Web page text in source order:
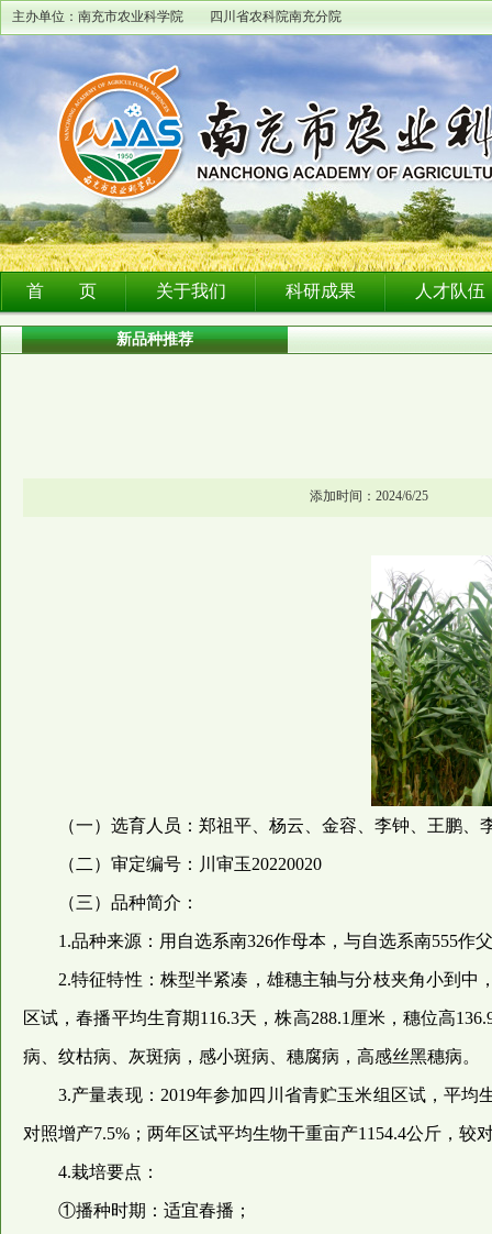
主办单位：南充市农业科学院 四川省农科院南充分院
首 页 关于我们 科研成果 人才队伍
新品种推荐
添加时间：2024/6/25
（一）选育人员：郑祖平、杨云、金容、李钟、王鹏
（二）审定编号：川审玉20220020
（三）品种简介：
1.品种来源：用自选系南326作母本，与自选系南555作
2.特征特性：株型半紧凑，雄穗主轴与分枝夹角小到
区试，春播平均生育期116.3天，株高288.1厘米，穗位高
病、纹枯病、灰斑病，感小斑病、穗腐病，高感丝黑穗病。
3.产量表现：2019年参加四川省青贮玉米组区试，平均
对照增产7.5%；两年区试平均生物干重亩产1154.4公斤，较
4.栽培要点：
①播种时期：适宜春播；